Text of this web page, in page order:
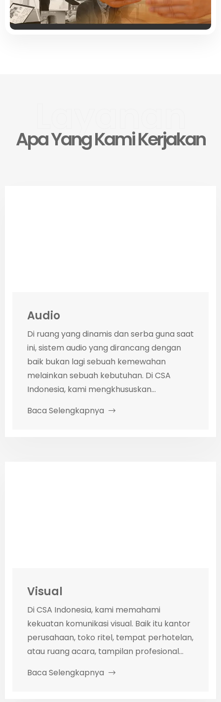
Apa Yang Kami Kerjakan
Audio
Di ruang yang dinamis dan serba guna saat
ini, sistem audio yang dirancang dengan
baik bukan lagi sebuah kemewahan
melainkan sebuah kebutuhan. Di CSA
Indonesia, kami mengkhususkan...
Baca Selengkapnya
Visual
Di CSA Indonesia, kami memahami
kekuatan komunikasi visual. Baik itu kantor
perusahaan, toko ritel, tempat perhotelan,
atau ruang acara, tampilan profesional...
Baca Selengkapnya